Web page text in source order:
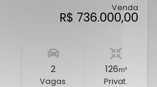
Venda
R$ 736.000,00
2
Vagas
126m²
Privat.